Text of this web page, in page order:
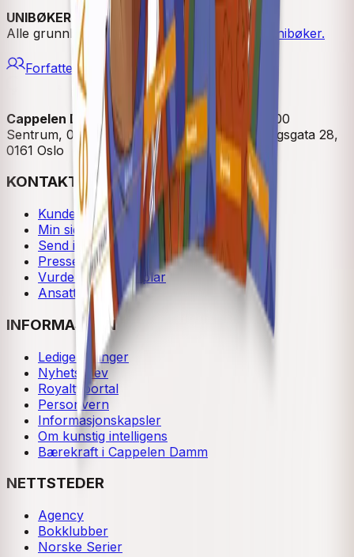
UNIBØKER
Alle grunnbøkene er også tilgjengelige som
unibøker.
Forfattere og bidragsytere
Cappelen Damm| Postadresse: Postboks 1900
Sentrum, 0055 Oslo | Besøksadresse: Stortingsgata 28,
0161 Oslo
KONTAKT OSS
Kundeservice
Min side
Send inn manus
Presse
Vurderingseksemplar
Ansatte
INFORMASJON
Ledige stillinger
Nyhetsbrev
Royaltyportal
Personvern
Informasjonskapsler
Om kunstig intelligens
Bærekraft i Cappelen Damm
NETTSTEDER
Agency
Bokklubber
Norske Serier